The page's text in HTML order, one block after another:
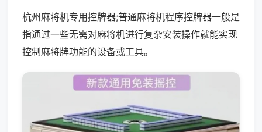
杭州麻将机专用控牌器;普通麻将机程序控牌器一般是
指通过一些无需对麻将机进行复杂安装操作就能实现
控制麻将牌功能的设备或工具。